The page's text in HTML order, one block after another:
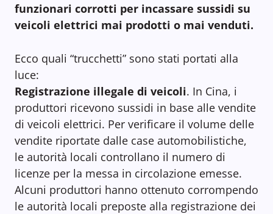
funzionari corrotti per incassare sussidi su
veicoli elettrici mai prodotti o mai venduti.
Ecco quali “trucchetti” sono stati portati alla
luce:
Registrazione illegale di veicoli. In Cina, i
produttori ricevono sussidi in base alle vendite
di veicoli elettrici. Per verificare il volume delle
vendite riportate dalle case automobilistiche,
le autorità locali controllano il numero di
licenze per la messa in circolazione emesse.
Alcuni produttori hanno ottenuto corrompendo
le autorità locali preposte alla registrazione dei